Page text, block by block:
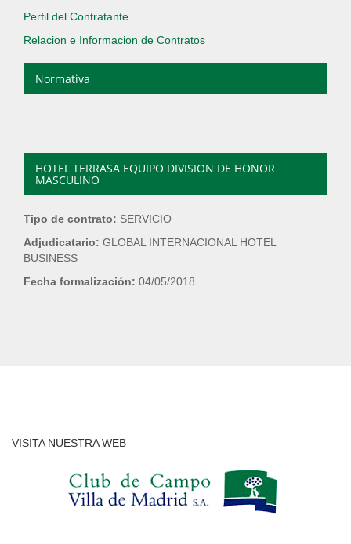
Perfil del Contratante
Relacion e Informacion de Contratos
Normativa
HOTEL TERRASA EQUIPO DIVISION DE HONOR
MASCULINO
Tipo de contrato: SERVICIO
Adjudicatario: GLOBAL INTERNACIONAL HOTEL
BUSINESS
Fecha formalización: 04/05/2018
VISITA NUESTRA WEB